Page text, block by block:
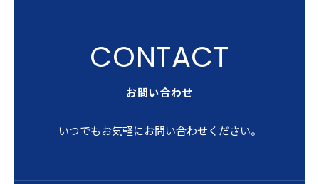
お問い合わせ
いつでもお気軽にお問い合わせください。